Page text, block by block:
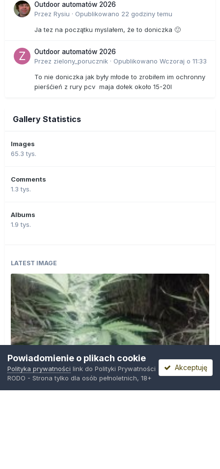
Outdoor automatów 2026
Przez Rysiu · Opublikowano 22 godziny temu
Ja tez na początku myslałem, że to doniczka 🙂
Outdoor automatów 2026
Przez zielony_porucznik · Opublikowano Wczoraj o 11:33
To nie doniczka jak były młode to zrobiłem im ochronny
pierśćień z rury pcv maja dołek około 15-20l
Gallery Statistics
Images
65.3 tys.
Comments
1.3 tys.
Albums
1.9 tys.
LATEST IMAGE
Powiadomienie o plikach cookie
Polityka prywatności link do Polityki Prywatności
RODO - Strona tylko dla osób pełnoletnich, 18+
Akceptuję